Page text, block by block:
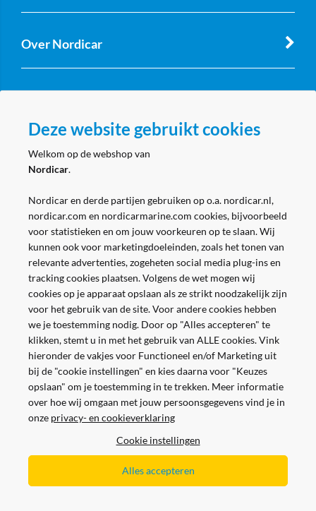
Over Nordicar
Volg ons
Veilig en gemakkelijk betalen
Deze website gebruikt cookies
Welkom op de webshop van
Nordicar.
Nordicar en derde partijen gebruiken op o.a. nordicar.nl,
nordicar.com en nordicarmarine.com cookies, bijvoorbeeld
voor statistieken en om jouw voorkeuren op te slaan. Wij
kunnen ook voor marketingdoeleinden, zoals het tonen van
relevante advertenties, zogeheten social media plug-ins en
tracking cookies plaatsen. Volgens de wet mogen wij
cookies op je apparaat opslaan als ze strikt noodzakelijk zijn
voor het gebruik van de site. Voor andere cookies hebben
we je toestemming nodig. Door op "Alles accepteren" te
klikken, stemt u in met het gebruik van ALLE cookies. Vink
hieronder de vakjes voor Functioneel en/of Marketing uit
bij de "cookie instellingen" en kies daarna voor "Keuzes
opslaan" om je toestemming in te trekken. Meer informatie
over hoe wij omgaan met jouw persoonsgegevens vind je in
onze privacy- en cookieverklaring
Cookie instellingen
Alles accepteren